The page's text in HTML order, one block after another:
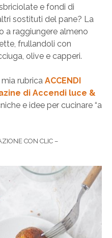
e fondi di
sostituti del pane? La
a raggiungere almeno
frullandoli con
olive e capperi.
rubrica ACCENDI
di Accendi luce &
e idee per cucinare “a
CON CLIC –